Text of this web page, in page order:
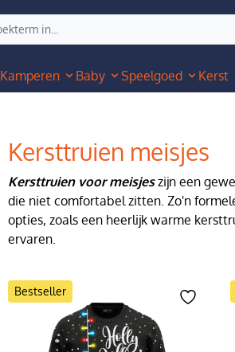
Kamperen Baby Speelgoed Kerst
Kersttruien meisjes
Kersttruien voor meisjeszijn een
die niet comfortabel zitten. Zo'n
opties, zoals een heerlijk warme
ervaren.
Bestseller